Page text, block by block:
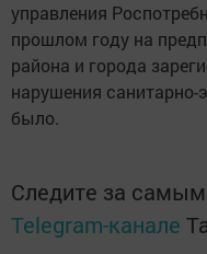
управления
прошлом году на
района и города
нарушения санитарно-
было.
Следите за
Telegram-канале